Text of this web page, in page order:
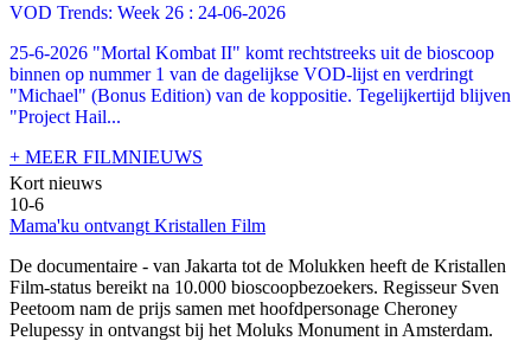
VOD Trends: Week 26 : 24-06-2026
25-6-2026 "Mortal Kombat II" komt rechtstreeks uit de bioscoop
binnen op nummer 1 van de dagelijkse VOD-lijst en verdringt
"Michael" (Bonus Edition) van de koppositie. Tegelijkertijd blijven
"Project Hail...
+ MEER FILMNIEUWS
Kort nieuws
10-6
Mama'ku ontvangt Kristallen Film
De documentaire - van Jakarta tot de Molukken heeft de Kristallen
Film-status bereikt na 10.000 bioscoopbezoekers. Regisseur Sven
Peetoom nam de prijs samen met hoofdpersonage Cheroney
Pelupessy in ontvangst bij het Moluks Monument in Amsterdam.